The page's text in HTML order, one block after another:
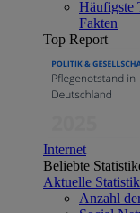
Häufigste
Fakten
Top Report
Internet
Beliebte
Aktuelle
Anzahl